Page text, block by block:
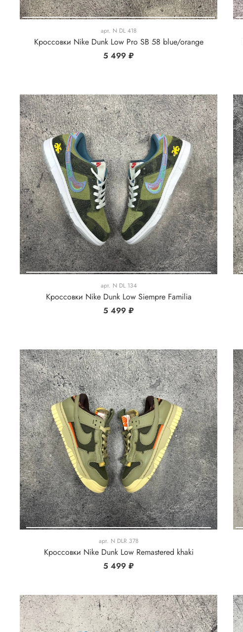
арт. N DL 418
Кроссовки Nike Dunk Low Pro SB 58 blue/orange
5 499 ₽
арт. N DL 134
Кроссовки Nike Dunk Low Siempre Familia
5 499 ₽
арт. N DLR 378
Кроссовки Nike Dunk Low Remastered khaki
5 499 ₽